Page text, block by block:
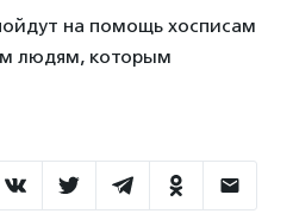
на помощь хосписам
людям, которым